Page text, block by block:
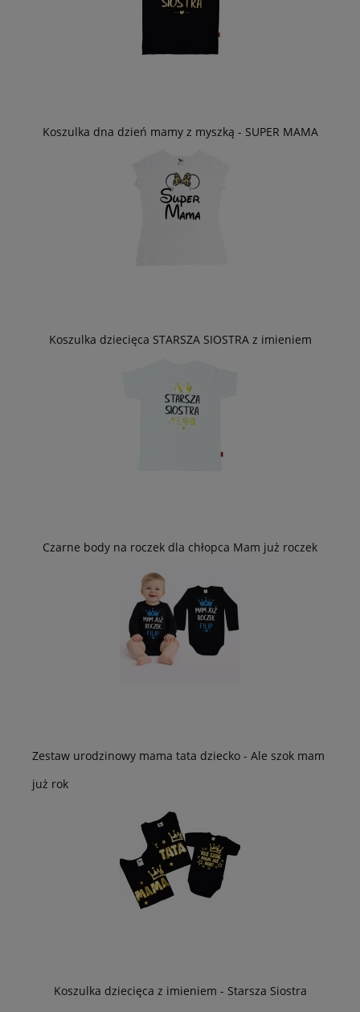
Koszulka dna dzień mamy z myszką - SUPER MAMA
Koszulka dziecięca STARSZA SIOSTRA z imieniem
Czarne body na roczek dla chłopca Mam już roczek
Zestaw urodzinowy mama tata dziecko - Ale szok mam
już rok
Koszulka dziecięca z imieniem - Starsza Siostra